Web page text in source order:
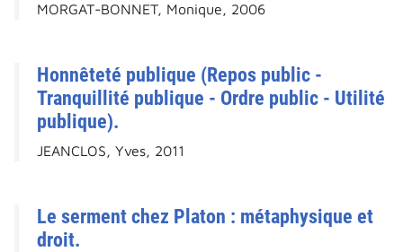
MORGAT-BONNET, Monique, 2006
Honnêteté publique (Repos public -
Tranquillité publique - Ordre public - Utilité
publique).
JEANCLOS, Yves, 2011
Le serment chez Platon : métaphysique et
droit.